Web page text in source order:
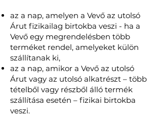
az a nap, amelyen a Vevő az utolsó
Árut fizikailag birtokba veszi - ha a
Vevő egy megrendelésben több
terméket rendel, amelyeket külön
szállítanak ki,
az a nap, amikor a Vevő az utolsó
Árut vagy az utolsó alkatrészt – több
tételből vagy részből álló termék
szállítása esetén – fizikai birtokba
veszi.